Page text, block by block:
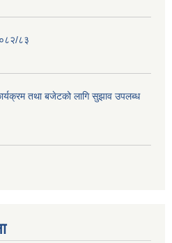
८३
तथा बजेटको लागि सुझाव उपलब्ध